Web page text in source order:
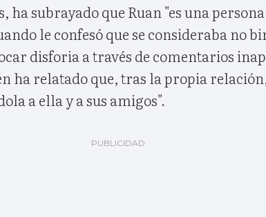
ha subrayado que Ruan "es una
le confesó que se consideraba no
disforia a través de comentarios
ha relatado que, tras la propia relación,
a ella y a sus amigos".